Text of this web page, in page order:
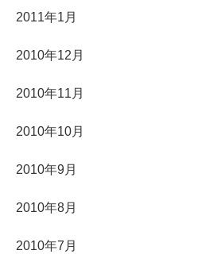
2011年1月
2010年12月
2010年11月
2010年10月
2010年9月
2010年8月
2010年7月